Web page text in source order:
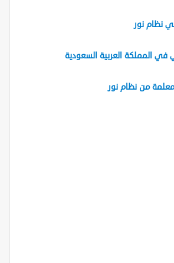
نظام نور
في المملكة العربية السعودية
من نظام نور